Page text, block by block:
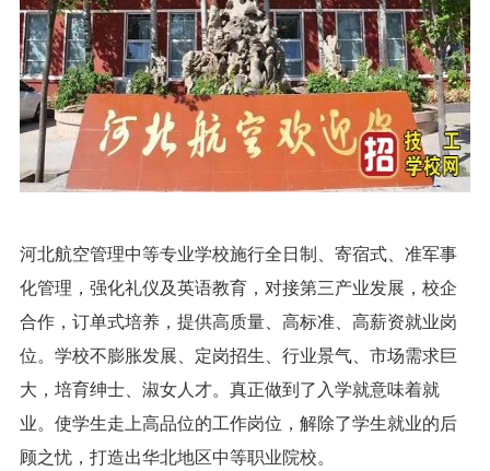
河北航空管理中等专业学校施行全日制、寄宿式、准军事
化管理，强化礼仪及英语教育，对接第三产业发展，校企
合作，订单式培养，提供高质量、高标准、高薪资就业岗
位。学校不膨胀发展、定岗招生、行业景气、市场需求巨
大，培育绅士、淑女人才。真正做到了入学就意味着就
业。使学生走上高品位的工作岗位，解除了学生就业的后
顾之忧，打造出华北地区中等职业院校。